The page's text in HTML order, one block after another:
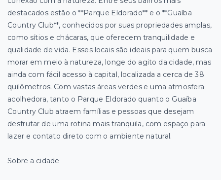
destacados estão o **Parque Eldorado** e o **Guaíba
Country Club**, conhecidos por suas propriedades amplas,
como sítios e chácaras, que oferecem tranquilidade e
qualidade de vida. Esses locais são ideais para quem busca
morar em meio à natureza, longe do agito da cidade, mas
ainda com fácil acesso à capital, localizada a cerca de 38
quilômetros. Com vastas áreas verdes e uma atmosfera
acolhedora, tanto o Parque Eldorado quanto o Guaíba
Country Club atraem famílias e pessoas que desejam
desfrutar de uma rotina mais tranquila, com espaço para
lazer e contato direto com o ambiente natural.
Sobre a cidade